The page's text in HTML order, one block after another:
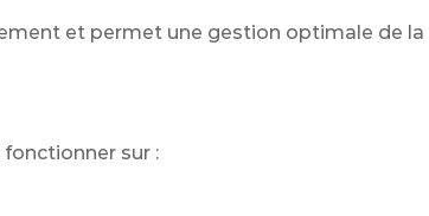
et permet une gestion optimale de
sur :